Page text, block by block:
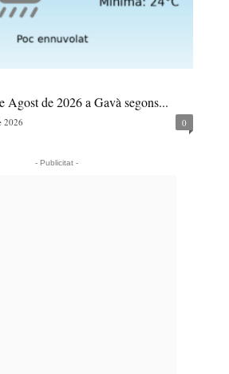
Agost de 2026 a Gavà segons...
2026 0
- Publicitat -